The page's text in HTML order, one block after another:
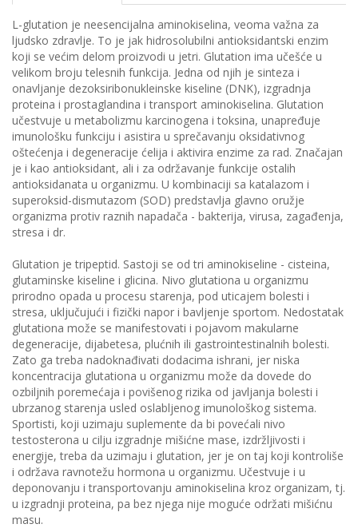
L-glutation je neesencijalna aminokiselina, veoma važna za
ljudsko zdravlje. To je jak hidrosolubilni antioksidantski enzim
koji se većim delom proizvodi u jetri. Glutation ima učešće u
velikom broju telesnih funkcija. Jedna od njih je sinteza i
onavljanje dezoksiribonukleinske kiseline (DNK), izgradnja
proteina i prostaglandina i transport aminokiselina. Glutation
učestvuje u metabolizmu karcinogena i toksina, unapređuje
imunološku funkciju i asistira u sprečavanju oksidativnog
oštećenja i degeneracije ćelija i aktivira enzime za rad. Značajan
je i kao antioksidant, ali i za održavanje funkcije ostalih
antioksidanata u organizmu. U kombinaciji sa katalazom i
superoksid-dismutazom (SOD) predstavlja glavno oružje
organizma protiv raznih napadača - bakterija, virusa, zagađenja,
stresa i dr.
Glutation je tripeptid. Sastoji se od tri aminokiseline - cisteina,
glutaminske kiseline i glicina. Nivo glutationa u organizmu
prirodno opada u procesu starenja, pod uticajem bolesti i
stresa, uključujući i fizički napor i bavljenje sportom. Nedostatak
glutationa može se manifestovati i pojavom makularne
degeneracije, dijabetesa, plućnih ili gastrointestinalnih bolesti.
Zato ga treba nadoknađivati dodacima ishrani, jer niska
koncentracija glutationa u organizmu može da dovede do
ozbiljnih poremećaja i povišenog rizika od javljanja bolesti i
ubrzanog starenja usled oslabljenog imunološkog sistema.
Sportisti, koji uzimaju suplemente da bi povećali nivo
testosterona u cilju izgradnje mišićne mase, izdržljivosti i
energije, treba da uzimaju i glutation, jer je on taj koji kontroliše
i održava ravnotežu hormona u organizmu. Učestvuje i u
deponovanju i transportovanju aminokiselina kroz organizam, tj.
u izgradnji proteina, pa bez njega nije moguće održati mišićnu
masu.